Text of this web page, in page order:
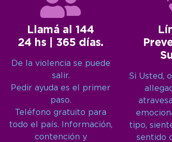
Llamá al 144
24 hs | 365 días.
De la violencia se puede
salir.
Pedir ayuda es el primer
paso.
Teléfono gratuito para
todo el país. Información,
contención y
Si Usted,
tipo,
sentido